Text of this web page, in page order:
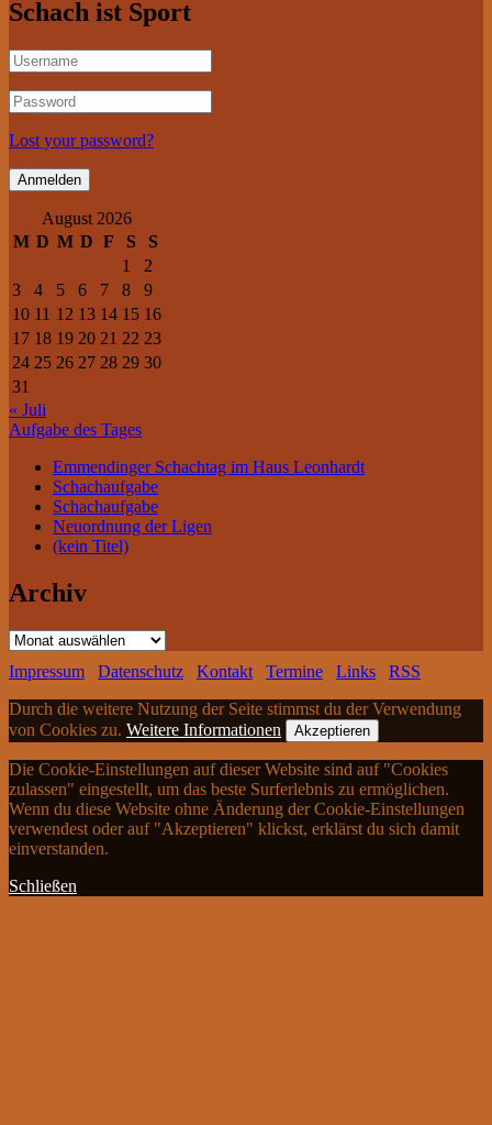
Schach ist Sport
Lost your password?
August 2026
M D M D F S
S
1
2
3
4 5 6 7 8
9
10 11 12 13 14 15 16
17 18 19 20 21 22 23
24 25 26 27 28 29 30
31
« Juli
Aufgabe des Tages
Emmendinger Schachtag im Haus Leonhardt
Schachaufgabe
Schachaufgabe
Neuordnung der Ligen
(kein Titel)
Archiv
Archiv
Impressum
Datenschutz Kontakt Termine Links
RSS
Durch die weitere Nutzung der Seite stimmst du der Verwendung
von Cookies zu. Weitere Informationen Akzeptieren
Die Cookie-Einstellungen auf dieser Website sind auf "Cookies
zulassen" eingestellt, um das beste Surferlebnis zu ermöglichen.
Wenn du diese Website ohne Änderung der Cookie-Einstellungen
verwendest oder auf "Akzeptieren" klickst, erklärst du sich damit
einverstanden.
Schließen